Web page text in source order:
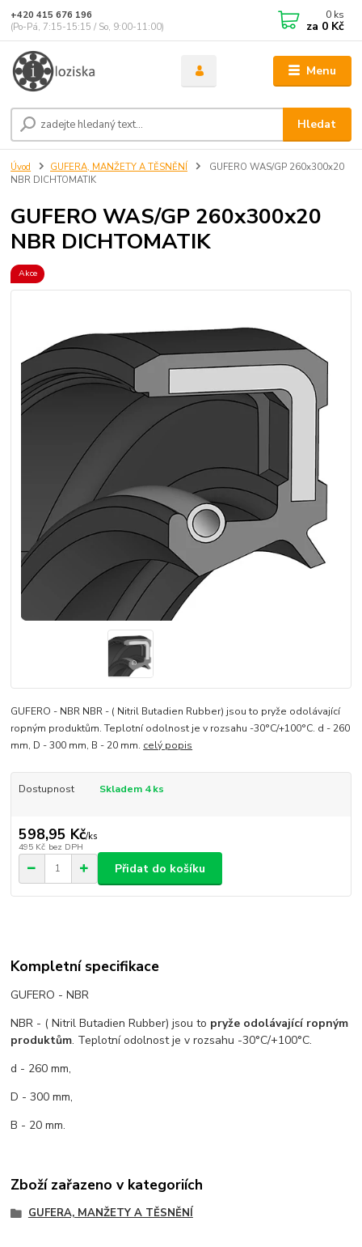
Menu
Hledat
+420 415 676 196
(Po-Pá, 7:15-15:15 / So, 9:00-11:00)
0 ks
za 0 Kč
Úvod GUFERA, MANŽETY A TĚSNĚNÍ
GUFERO WAS/GP 260x300x20
NBR DICHTOMATIK
GUFERO WAS/GP 260x300x20
NBR DICHTOMATIK
Akce
GUFERO - NBR NBR - ( Nitril Butadien Rubber) jsou to pryže odolávající
ropným produktům. Teplotní odolnost je v rozsahu -30°C/+100°C. d - 260
mm, D - 300 mm, B - 20 mm. celý popis
Dostupnost Skladem 4 ks
598,95 Kč/ks
495 Kč bez DPH
Přidat do košíku
Kompletní specifikace
GUFERO - NBR
NBR - ( Nitril Butadien Rubber) jsou to pryže odolávající ropným
produktům. Teplotní odolnost je v rozsahu -30°C/+100°C.
d - 260 mm,
D - 300 mm,
B - 20 mm.
Zboží zařazeno v kategoriích
GUFERA, MANŽETY A TĚSNĚNÍ